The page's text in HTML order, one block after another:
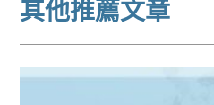
其他推薦文章